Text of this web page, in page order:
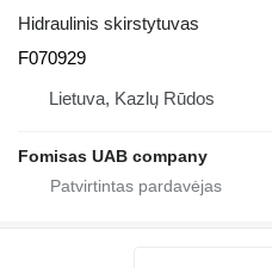
Hidraulinis skirstytuvas
F070929
Lietuva, Kazlų Rūdos
Fomisas UAB company